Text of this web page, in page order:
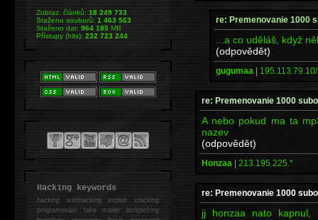
re: Premenovanie 1000
...a co uděláš, když
(odpovědět)
gugumaa |
re: Premenovanie 1000
A nebo pokud ma ta
nazev
(odpovědět)
Honzaa | 213.195.225.*
re: Premenovanie 1000
jj honzaa nato
Zobraz. článků:18 249 733
Staženo souborů:1 463 563
Staženo dat:964 185MB
Přístupy (hits):232 723 244
Hacking keywords
hackingwebhacking exploit cracking
programování fake mailer lockpicking